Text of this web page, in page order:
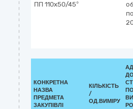
ПП 110х50/45°
КОНКРЕТНА
НАЗВА
ПРЕДМЕТА
ЗАКУПІВЛІ
КІЛЬКІСТЬ
/
ОД.ВИМІРУ